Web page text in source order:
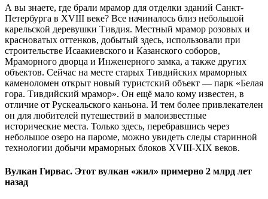
А вы знаете, где брали мрамор для отделки зданий Санкт-
Петербурга в XVIII веке? Все начиналось близ небольшой
карельской деревушки Тивдия. Местный мрамор розовых и
красноватых оттенков, добытый здесь, использовали при
строительстве Исаакиевского и Казанского соборов,
Мраморного дворца и Инженерного замка, а также других
объектов. Сейчас на месте старых Тивдийских мраморных
каменоломен открыт новый туристский объект — парк «Белая
гора. Тивдийский мрамор». Он ещё мало кому известен, в
отличие от Рускеальского каньона. И тем более привлекателен
он для любителей путешествий в малоизвестные
исторические места. Только здесь, перебравшись через
небольшое озеро на пароме, можно увидеть следы старинной
технологии добычи мраморных блоков XVIII-XIX веков.
Вулкан Гирвас. Этот вулкан «жил» примерно 2 млрд лет
назад